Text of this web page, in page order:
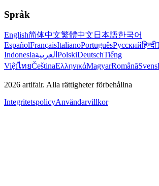
Språk
English简体中文繁體中文 日本語한국어
EspañolFrançaisItalianoPortuguêsРусскийहिन्दी
Indonesiaالعربية PolskiDeutschTiếng
ViệtไทยČeštinaΕλληνικάMagyarRomână
2026 artifair. Alla rättigheter förbehållna
IntegritetspolicyAnvändarvillkor